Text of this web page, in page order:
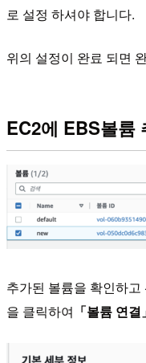
로 설정 하셔야 합니다.
위의 설정이 완료 되면
EC2에 EBS볼륨
추가된 볼륨을 확인하
을 클릭하여 「볼륨 연결